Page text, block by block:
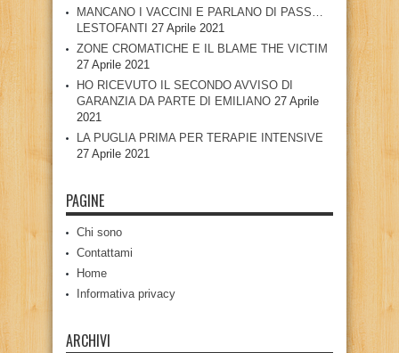
MANCANO I VACCINI E PARLANO DI PASS…
LESTOFANTI 27 Aprile 2021
ZONE CROMATICHE E IL BLAME THE VICTIM
27 Aprile 2021
HO RICEVUTO IL SECONDO AVVISO DI
GARANZIA DA PARTE DI EMILIANO 27 Aprile
2021
LA PUGLIA PRIMA PER TERAPIE INTENSIVE
27 Aprile 2021
PAGINE
Chi sono
Contattami
Home
Informativa privacy
ARCHIVI